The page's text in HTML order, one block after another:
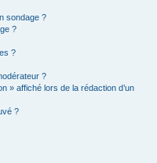
sondage ?
?
?
?
» affiché lors de la rédaction d’un
?